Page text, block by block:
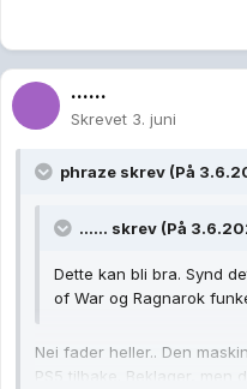
......
Skrevet 3. juni
phraze skrev (På
...... skrev (På
Dette kan bli bra. Synd
of War og Ragnarok
Nei fader heller.. Den
PS5 tilbake. Beklager, men